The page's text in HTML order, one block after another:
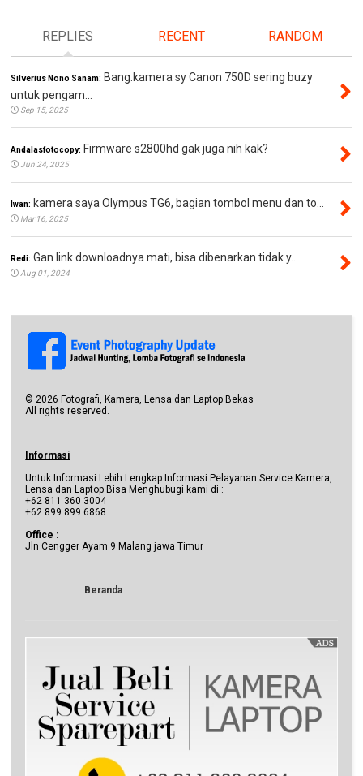
REPLIES RECENT RANDOM
Silverius Nono Sanam: Bang.kamera sy Canon 750D sering buzy
untuk pengam...
Sep 15, 2025
Andalasfotocopy: Firmware s2800hd gak juga nih kak?
Jun 24, 2025
Iwan: kamera saya Olympus TG6, bagian tombol menu dan to...
Mar 16, 2025
Redi: Gan link downloadnya mati, bisa dibenarkan tidak y...
Aug 01, 2024
©2026 Fotografi, Kamera, Lensa dan Laptop Bekas
All rights reserved.
Informasi
Untuk Informasi Lebih Lengkap Informasi Pelayanan Service Kamera,
Lensa dan Laptop Bisa Menghubugi kami di :
+62 811 360 3004
+62 899 899 6868
Office :
Jln Cengger Ayam 9 Malang jawa Timur
Beranda